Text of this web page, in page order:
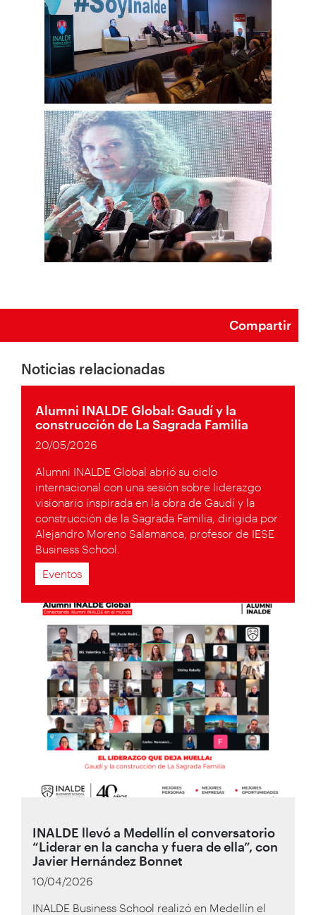
Compartir
Noticias relacionadas
Alumni INALDE Global: Gaudí y la
construcción de La Sagrada Familia
20/05/2026
Alumni INALDE Global abrió su ciclo
internacional con una sesión sobre liderazgo
visionario inspirada en la obra de Gaudí y la
construcción de la Sagrada Familia, dirigida por
Alejandro Moreno Salamanca, profesor de IESE
Business School.
Eventos
INALDE llevó a Medellín el conversatorio
“Liderar en la cancha y fuera de ella”, con
Javier Hernández Bonnet
10/04/2026
INALDE Business School realizó en Medellín el